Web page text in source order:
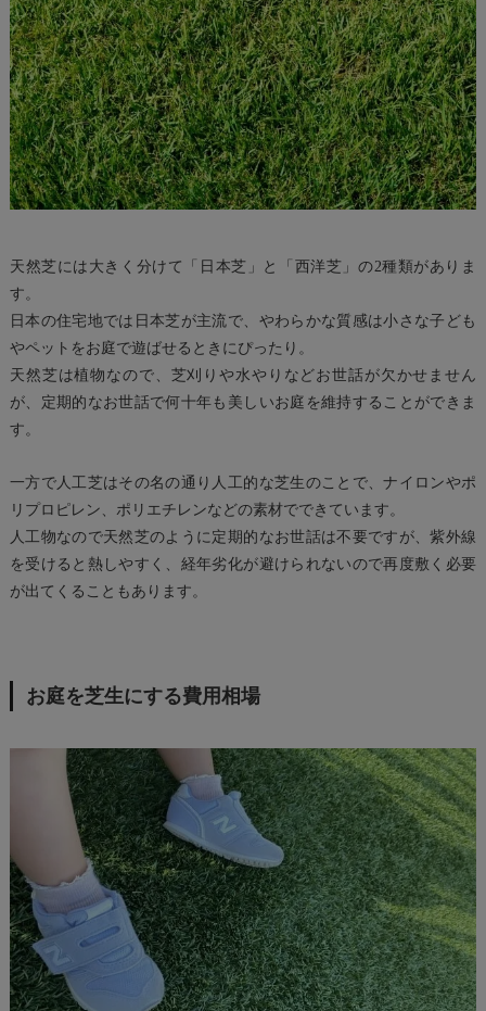
天然芝には大きく分けて「日本芝」と「西洋芝」の2種類がありま
す。
日本の住宅地では日本芝が主流で、やわらかな質感は小さな子ども
やペットをお庭で遊ばせるときにぴったり。
天然芝は植物なので、芝刈りや水やりなどお世話が欠かせません
が、定期的なお世話で何十年も美しいお庭を維持することができま
す。
一方で人工芝はその名の通り人工的な芝生のことで、ナイロンやポ
リプロピレン、ポリエチレンなどの素材でできています。
人工物なので天然芝のように定期的なお世話は不要ですが、紫外線
を受けると熱しやすく、経年劣化が避けられないので再度敷く必要
が出てくることもあります。
お庭を芝生にする費用相場